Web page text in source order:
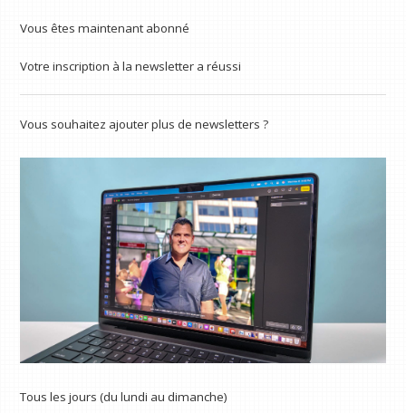
Vous êtes maintenant abonné
Votre inscription à la newsletter a réussi
Vous souhaitez ajouter plus de newsletters ?
Tous les jours (du lundi au dimanche)